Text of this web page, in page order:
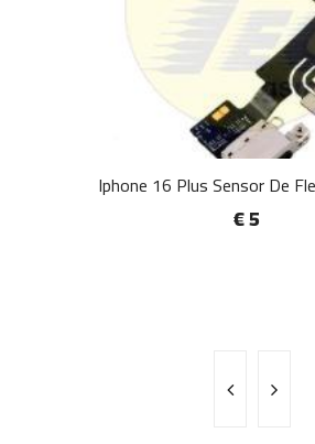
Iphone 16 Plus Sensor De
€ 5